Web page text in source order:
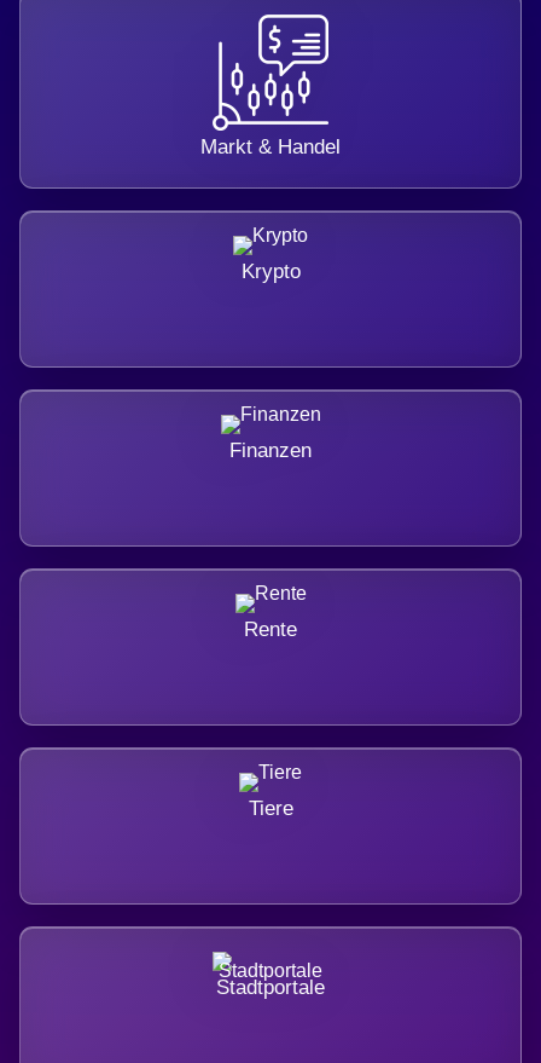
Markt & Handel
Krypto
Finanzen
Rente
Tiere
Stadtportale